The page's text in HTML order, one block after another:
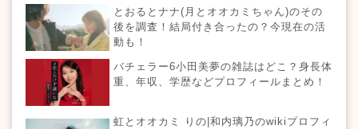
とおるとナナ(月とオオカミちゃん)のその
後を調査！結局付き合ったの？今現在の活
動も！
バチェラー6小田美夢の雑誌はどこ？身長体
重、年収、学歴などプロフィールまとめ！
虹とオオカミ りの|和内璃乃のwikiプロフィ